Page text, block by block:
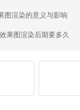
图渲染的意义与影响
果图渲染后期要多久